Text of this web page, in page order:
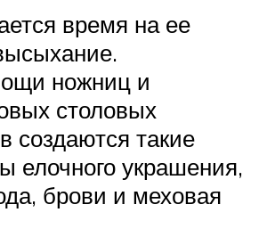
время на ее
ножниц и
столовых
создаются такие
елочного украшения,
брови и меховая